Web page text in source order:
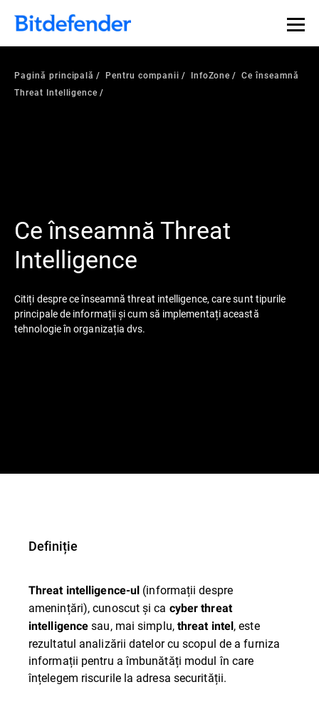
Pagină principală Pentru companii InfoZone
Ce înseamnă
Threat Intelligence
Ce înseamnă Threat
Intelligence
Citiți despre ce înseamnă threat intelligence, care sunt tipurile
principale de informații și cum să implementați această
tehnologie în organizația dvs.
Definiție
Threat intelligence-ul (informații despre
amenințări), cunoscut și ca cyber threat
intelligence sau, mai simplu, threat intel, este
rezultatul analizării datelor cu scopul de a furniza
informații pentru a îmbunătăți modul în care
înțelegem riscurile la adresa securității.